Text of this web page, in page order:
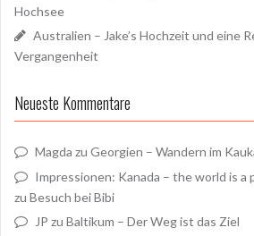
Hochsee
Australien – Jake’s Hochzeit und eine
Vergangenheit
Neueste Kommentare
Magda zu Georgien – Wandern im
Impressionen: Kanada – the world is a
zu Besuch bei Bibi
JP zu Baltikum – Der Weg ist das Ziel